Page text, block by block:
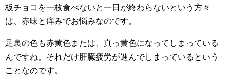
板チョコを一枚食べないと一日が終わらないという方々
は、赤味と痒みでお悩みなのです。
足裏の色も赤黄色または、真っ黄色になってしまっている
んですね。それだけ肝臓疲労が進んでしまっているという
ことなのです。